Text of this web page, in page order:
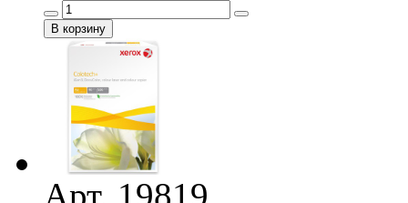
Арт. 19819